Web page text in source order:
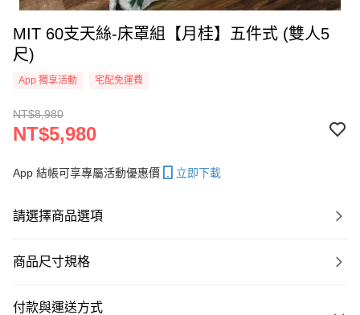
MIT 60支天絲-床罩組【月桂】五件式 (雙人5
尺)
App 獨享活動 宅配免運費
NT$8,980
NT$5,980
App 結帳可享專屬活動優惠價 立即下載
請選擇商品選項
商品尺寸規格
付款與運送方式